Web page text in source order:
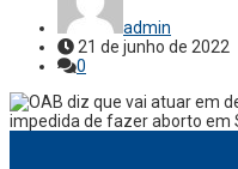
admin
21 de junho de 2022
0